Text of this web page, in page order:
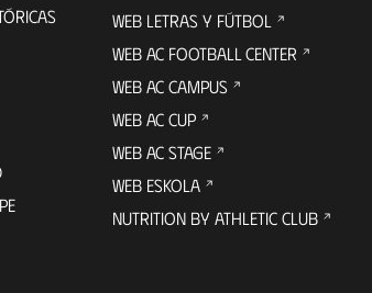
WEB LETRAS Y FÚTBOL
WEB AC FOOTBALL CENTER
WEB AC CAMPUS
WEB AC CUP
WEB AC STAGE
WEB ESKOLA
NUTRITION BY ATHLETIC CLUB